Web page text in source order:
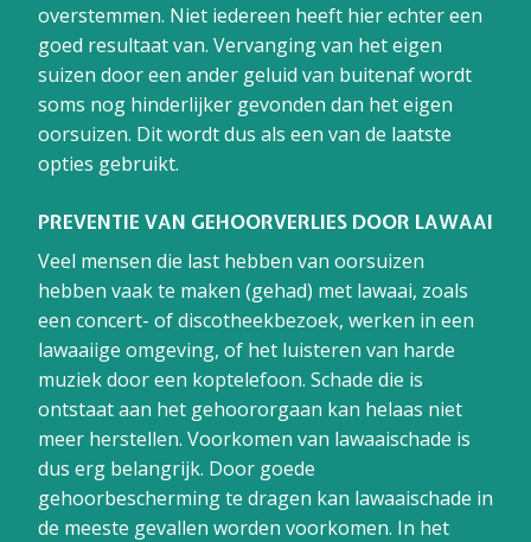
overstemmen. Niet iedereen heeft hier echter een
goed resultaat van. Vervanging van het eigen
suizen door een ander geluid van buitenaf wordt
soms nog hinderlijker gevonden dan het eigen
oorsuizen. Dit wordt dus als een van de laatste
opties gebruikt.
PREVENTIE VAN GEHOORVERLIES DOOR LAWAAI
Veel mensen die last hebben van oorsuizen
hebben vaak te maken (gehad) met lawaai, zoals
een concert- of discotheekbezoek, werken in een
lawaaiige omgeving, of het luisteren van harde
muziek door een koptelefoon. Schade die is
ontstaat aan het gehoororgaan kan helaas niet
meer herstellen. Voorkomen van lawaaischade is
dus erg belangrijk. Door goede
gehoorbescherming te dragen kan lawaaischade in
de meeste gevallen worden voorkomen. In het